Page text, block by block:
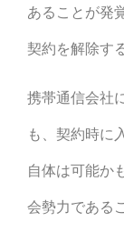
あることが発
契約を解除す
携帯通信会社
も、契約時に
自体は可能か
会勢力である